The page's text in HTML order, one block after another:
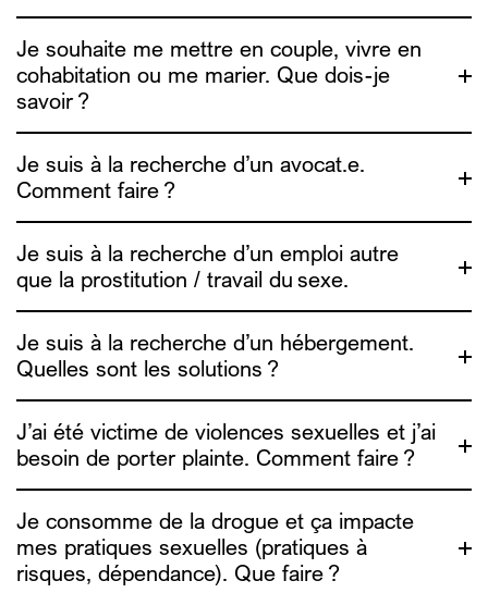
fairwork.be
Je souhaite me mettre en couple, vivre en
cohabitation ou me marier. Que dois-je
savoir ?
ADDE
Je suis à la recherche d’un avocat.e.
Comment faire ?
Je suis à la recherche d’un emploi autre
que la prostitution / travail du sexe.
ici
Je suis à la recherche d’un hébergement.
Quelles sont les solutions ?
J’ai été victime de violences sexuelles et j’ai
besoin de porter plainte. Comment faire ?
lien ici
Je consomme de la drogue et ça impacte
mes pratiques sexuelles (pratiques à
risques, dépendance). Que faire ?